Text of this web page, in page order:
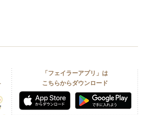
「フェイラーアプリ」は
こちらからダウンロード